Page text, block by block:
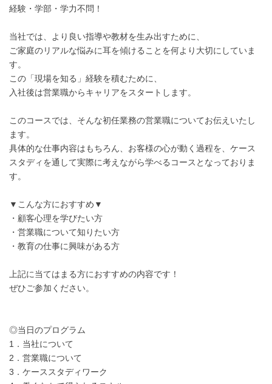
経験・学部・学力不問！
当社では、より良い指導や教材を生み出すために、
ご家庭のリアルな悩みに耳を傾けることを何より大切にしていま
す。
この「現場を知る」経験を積むために、
入社後は営業職からキャリアをスタートします。
このコースでは、そんな初任業務の営業職についてお伝えいたし
ます。
具体的な仕事内容はもちろん、お客様の心が動く過程を、ケース
スタディを通して実際に考えながら学べるコースとなっておりま
す。
▼こんな方におすすめ▼
・顧客心理を学びたい方
・営業職について知りたい方
・教育の仕事に興味がある方
上記に当てはまる方におすすめの内容です！
ぜひご参加ください。
◎当日のプログラム
1．当社について
2．営業職について
3．ケーススタディワーク